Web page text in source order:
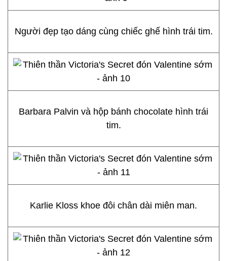
Người đẹp tạo dáng cùng chiếc ghế hình trái tim.
Barbara Palvin và hộp bánh chocolate hình trái
tim.
Karlie Kloss khoe đôi chân dài miên man.